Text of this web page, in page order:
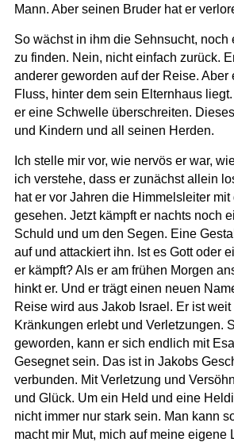
Mann. Aber seinen Bruder hat er
So wächst in ihm die Sehnsucht, noch
zu finden. Nein, nicht einfach zurück.
anderer geworden auf der Reise. Aber
Fluss, hinter dem sein Elternhaus
er eine Schwelle überschreiten.
und Kindern und all seinen Herden.
Ich stelle mir vor, wie nervös er war,
ich verstehe, dass er zunächst allein
hat er vor Jahren die Himmelsleiter
gesehen. Jetzt kämpft er nachts noch
Schuld und um den Segen. Eine
auf und attackiert ihn. Ist es Gott oder
er kämpft? Als er am frühen Morgen
hinkt er. Und er trägt einen neuen
Reise wird aus Jakob Israel. Er ist
Kränkungen erlebt und Verletzungen.
geworden, kann er sich endlich mit
Gesegnet sein. Das ist in Jakobs
verbunden. Mit Verletzung und
und Glück. Um ein Held und eine
nicht immer nur stark sein. Man kann
macht mir Mut, mich auf meine eigene